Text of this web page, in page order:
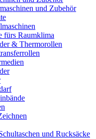
und Zubehör
fürs Raumklima
& Thermorollen
und Rucksäcke